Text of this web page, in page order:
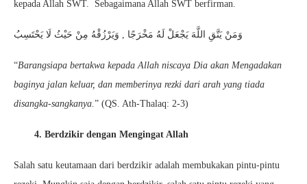
kepada Allah SWT. Sebagaimana Allah SWT berfirman.
وَمَنْ يَتَّقِ اللَّهَ يَجْعَلْ لَهُ مَخْرَجًا , وَيَرْزُقْهُ مِنْ حَيْثُ لَا يَحْتَسِبُ
“Barangsiapa bertakwa kepada Allah niscaya Dia akan Mengadakan
baginya jalan keluar, dan memberinya rezki dari arah yang tiada
disangka-sangkanya.” (QS. Ath-Thalaq: 2-3)
4. Berdzikir dengan Mengingat Allah
Salah satu keutamaan dari berdzikir adalah membukakan pintu-pintu